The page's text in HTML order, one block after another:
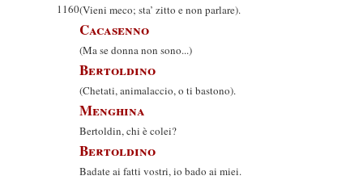
1160(Vieni meco; sta’ zitto e non parlare).
Cacasenno
(Ma se donna non sono...)
Bertoldino
(Chetati, animalaccio, o ti bastono).
Menghina
Bertoldin, chi è colei?
Bertoldino
Badate ai fatti vostri, io bado ai miei.